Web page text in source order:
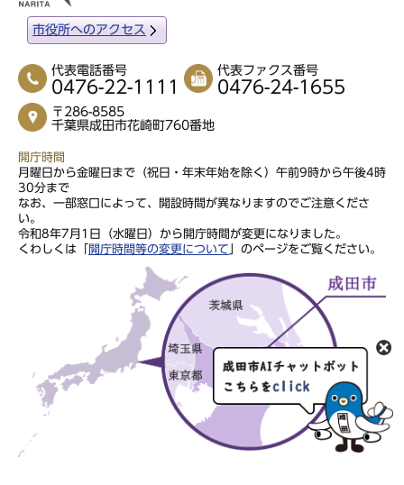
市役所へのアクセス
代表電話番号
0476-22-1111
代表ファクス番号
0476-24-1655
〒286-8585
千葉県成田市花崎町760番地
開庁時間
月曜日から金曜日まで（祝日・年末年始を除く）午前9時から午後4時
30分まで
なお、一部窓口によって、開設時間が異なりますのでご注意くださ
い。
令和8年7月1日（水曜日）から開庁時間が変更になりました。
くわしくは「
開庁時間等の変更について 」のページをご覧ください。